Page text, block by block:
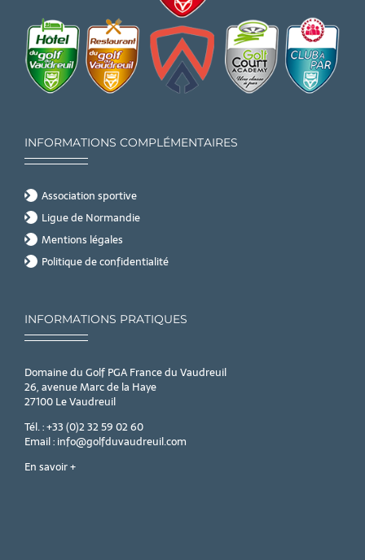
INFORMATIONS COMPLÉMENTAIRES
Association sportive
Ligue de Normandie
Mentions légales
Politique de confidentialité
INFORMATIONS PRATIQUES
Domaine du Golf PGA France du Vaudreuil
26, avenue Marc de la Haye
27100 Le Vaudreuil
Tél. : +33 (0)2 32 59 02 60
Email : info@golfduvaudreuil.com
En savoir +